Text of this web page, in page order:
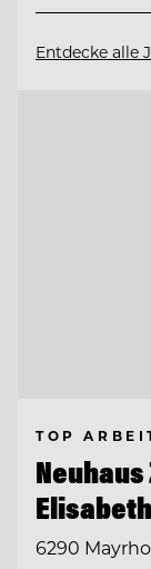
Entdecke alle
TOP
6290